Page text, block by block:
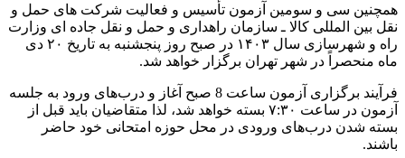
همچنین سی و سومین آزمون تأسیس و فعالیت شرکت های حمل و
نقل بین المللی کالا ـ سازمان راهداری و حمل و ‏نقل جاده ای وزارت
راه و شهرسازی سال ۱۴۰۳ در صبح روز پنجشنبه به تاریخ ۲۰ دی
ماه منحصراً در شهر تهران برگزار خواهد شد.
فرآیند برگزاری آزمون ساعت 8 صبح آغاز و درب‌های ورود به جلسه
آزمون در ساعت ۷:۳۰ بسته خواهد شد، لذا متقاضیان باید قبل از
بسته شدن درب‌های ورودی در محل حوزه امتحانی خود حاضر
باشند.